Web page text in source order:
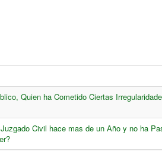
Quien ha Cometido Ciertas
Civil hace mas de un Año y no ha